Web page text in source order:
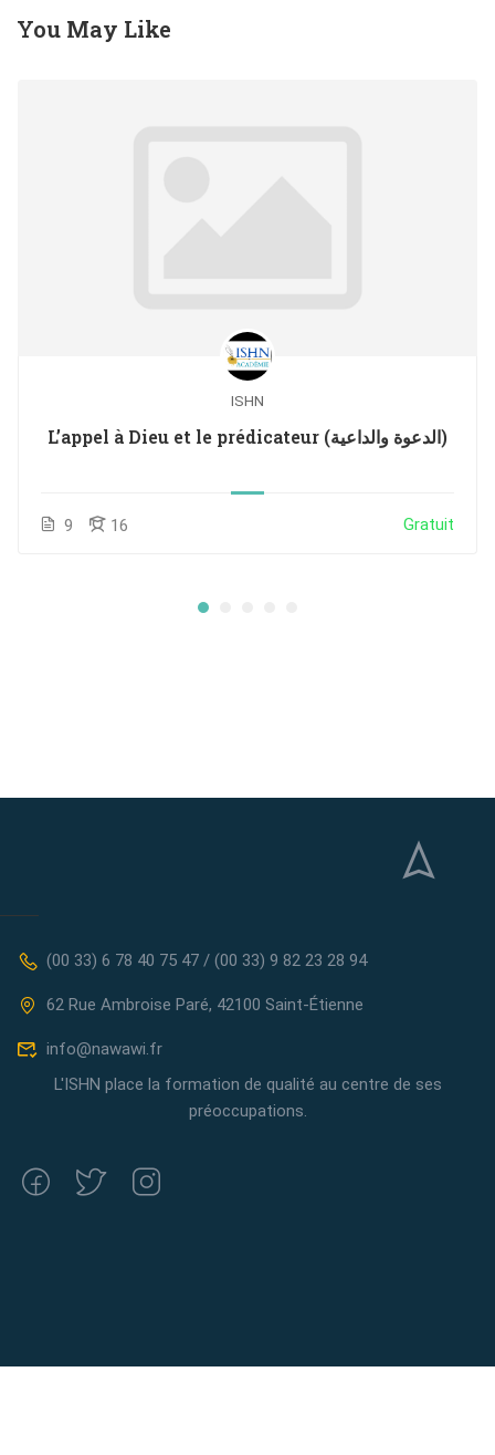
You May Like
ISHN
L’appel à Dieu et le prédicateur (الدعوة والداعية)
9 16 Gratuit
(00 33) 6 78 40 75 47 / (00 33) 9 82 23 28 94
62 Rue Ambroise Paré, 42100 Saint-Étienne
info@nawawi.fr
L'ISHN place la formation de qualité au centre de ses
préoccupations.